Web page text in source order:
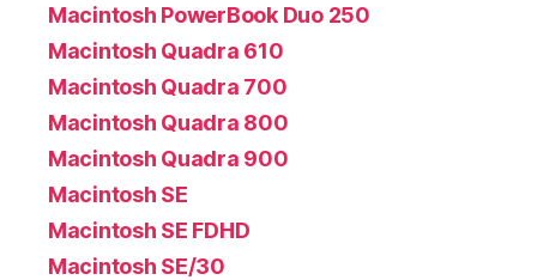
Macintosh PowerBook Duo 250
Macintosh Quadra 610
Macintosh Quadra 700
Macintosh Quadra 800
Macintosh Quadra 900
Macintosh SE
Macintosh SE FDHD
Macintosh SE/30